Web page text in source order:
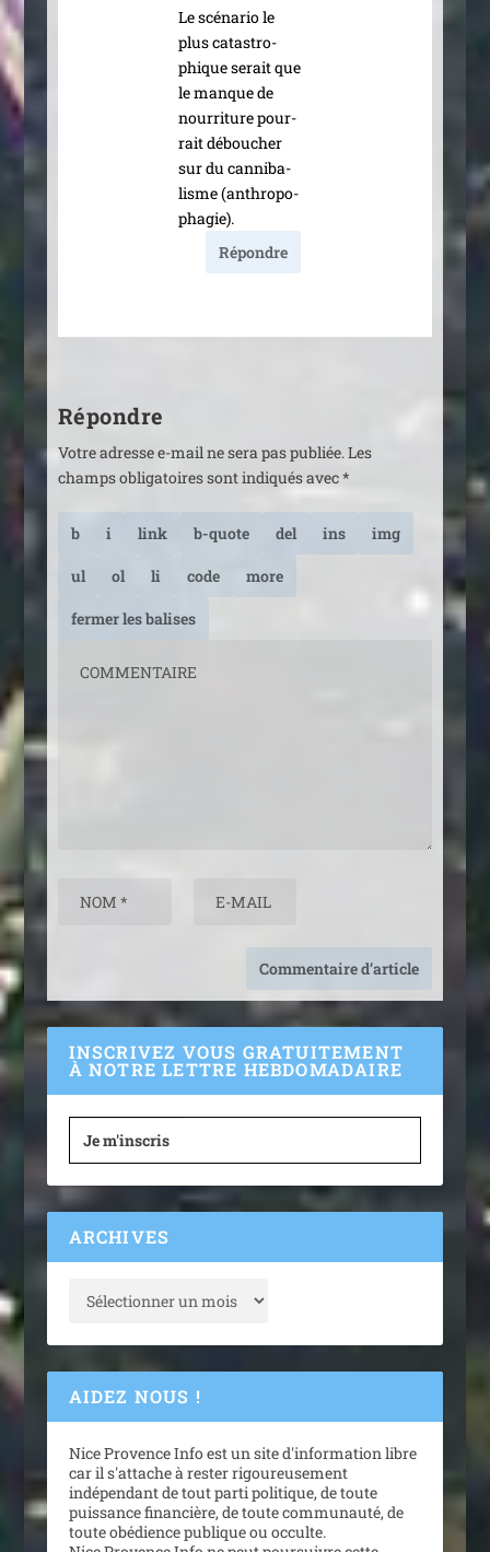
Le scé­na­rio le
plus catas­tro­
phique serait que
le manque de
nour­ri­ture pour­
rait débou­cher
sur du can­ni­ba­
lisme (anthro­po­
pha­gie).
Répondre
Répondre
Votre adresse e-mail ne sera pas publiée.Les
champs obligatoires sont indiqués avec*
INSCRIVEZ VOUS GRATUITEMENT
À NOTRE LETTRE HEBDOMADAIRE
Je m'inscris
ARCHIVES
AIDEZ NOUS !
Nice Provence Info est un site d'information libre
car il s'attache à rester rigoureusement
indépendant de tout parti politique, de toute
puissance financière, de toute communauté, de
toute obédience publique ou occulte.